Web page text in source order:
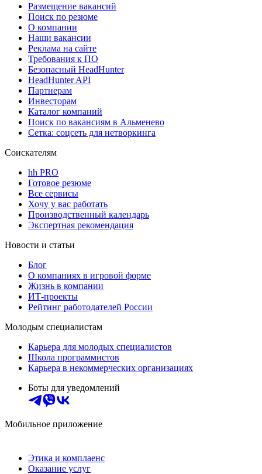
Размещение вакансий
Поиск по резюме
О компании
Наши вакансии
Реклама на сайте
Требования к ПО
Безопасный HeadHunter
HeadHunter API
Партнерам
Инвесторам
Каталог компаний
Поиск по вакансиям в Альменево
Сетка: соцсеть для нетворкинга
Соискателям
hh PRO
Готовое резюме
Все сервисы
Хочу у вас работать
Производственный календарь
Экспертная рекомендация
Новости и статьи
Блог
О компаниях в игровой форме
Жизнь в компании
ИТ-проекты
Рейтинг работодателей России
Молодым специалистам
Карьера для молодых специалистов
Школа программистов
Карьера в некоммерческих организациях
Боты для уведомлений
Мобильное приложение
Этика и комплаенс
Оказание услуг